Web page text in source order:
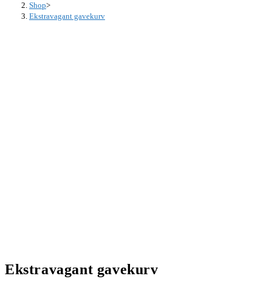
Shop>
Ekstravagant gavekurv
Ekstravagant gavekurv